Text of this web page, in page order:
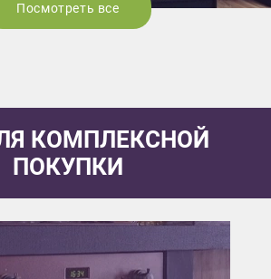
Посмотреть все
КОМПЛЕКСНОЙ
ПОКУПКИ